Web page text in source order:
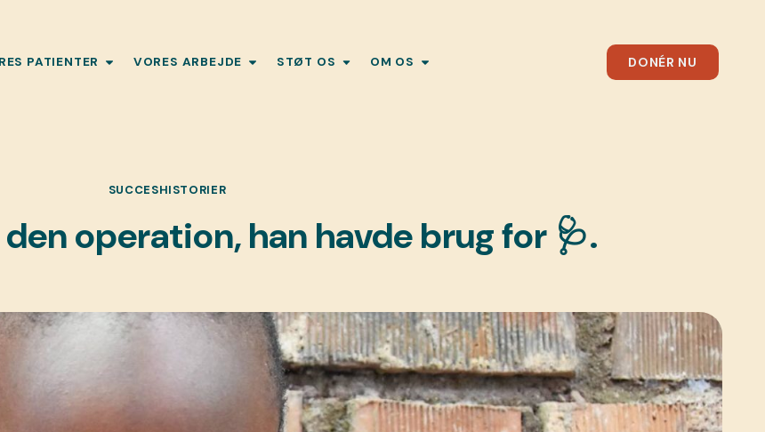
PATIENTER VORES ARBEJDE STØT OS OM OS DONÉR NU
SUCCESHISTORIER
operation, han havde brug for 🩺.